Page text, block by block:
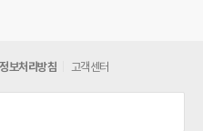
보처리방침 고객센터